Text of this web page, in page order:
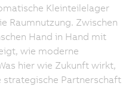
Kleinteilelager
Raumnutzung. Zwischen
Hand in Hand mit
wie moderne
hier wie Zukunft wirkt,
strategische Partnerschaft